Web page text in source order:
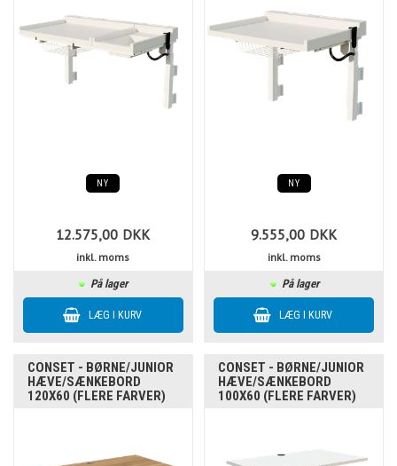
NY
12.575,00 DKK
inkl. moms
På lager
NY
9.555,00 DKK
inkl. moms
På lager
CONSET - BØRNE/JUNIOR
HÆVE/SÆNKEBORD
120X60 (FLERE FARVER)
CONSET - BØRNE/JUNIOR
HÆVE/SÆNKEBORD
100X60 (FLERE FARVER)